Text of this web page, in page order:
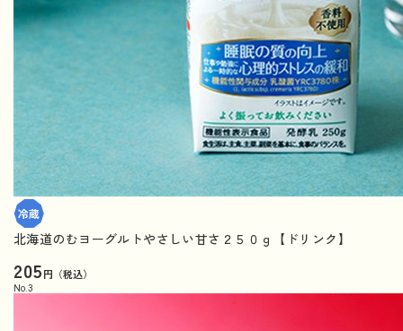
北海道のむヨーグルトやさしい甘さ２５０ｇ【ドリンク】
205円（税込）
No. 3